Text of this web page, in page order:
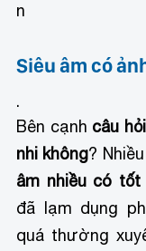
n
Siêu âm có
.
Bên cạnh câu
nhi không?
âm nhiều có tốt
đã lạm dụng
quá thường